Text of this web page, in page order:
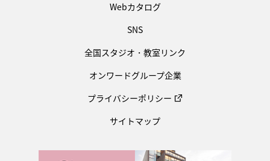
Webカタログ
SNS
全国スタジオ・教室リンク
オンワードグループ企業
プライバシーポリシー
サイトマップ